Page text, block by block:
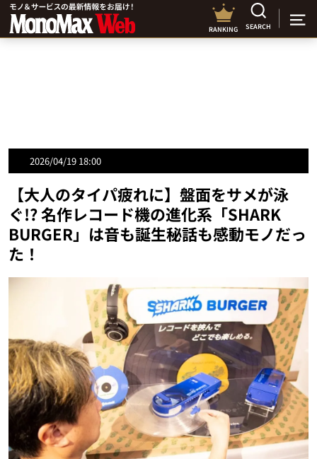
RANKING SEARCH
2026/04/19 18:00
【大人のタイパ疲れに】盤面をサメが泳
ぐ!? 名作レコード機の進化系「SHARK
BURGER」は音も誕生秘話も感動モノだっ
た！